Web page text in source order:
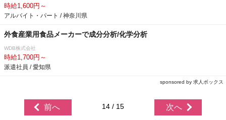
時給1,600円～
アルバイト・パート / 神奈川県
外食産業用食品メーカーで成分分析/化学分析
WDB株式会社
時給1,700円～
派遣社員 / 愛知県
sponsored by 求人ボックス
前へ 14 / 15 次へ